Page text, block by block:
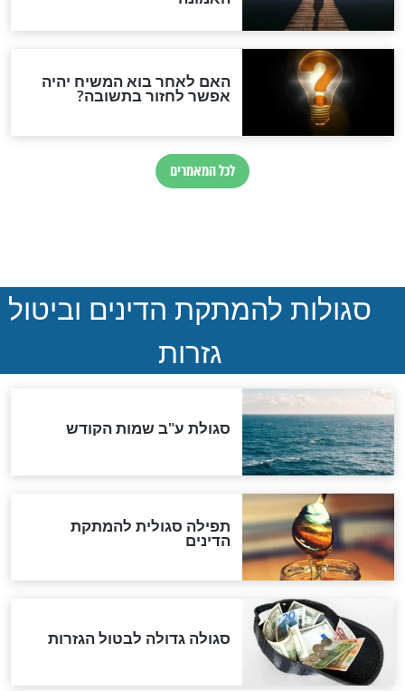
במרתפי מוסקבה: כתב היד
הנדיר של הרשב"ם התגלה
שורדת השואה שחוגגת 100:
"מודה לקב"ה על כל השנים"
לרפואת הרב דב הכהן קוק
לכל המאמרים
אחרית הימים
האם אפשר לחשב את הקץ?
מה יהיה בימות המשיח?